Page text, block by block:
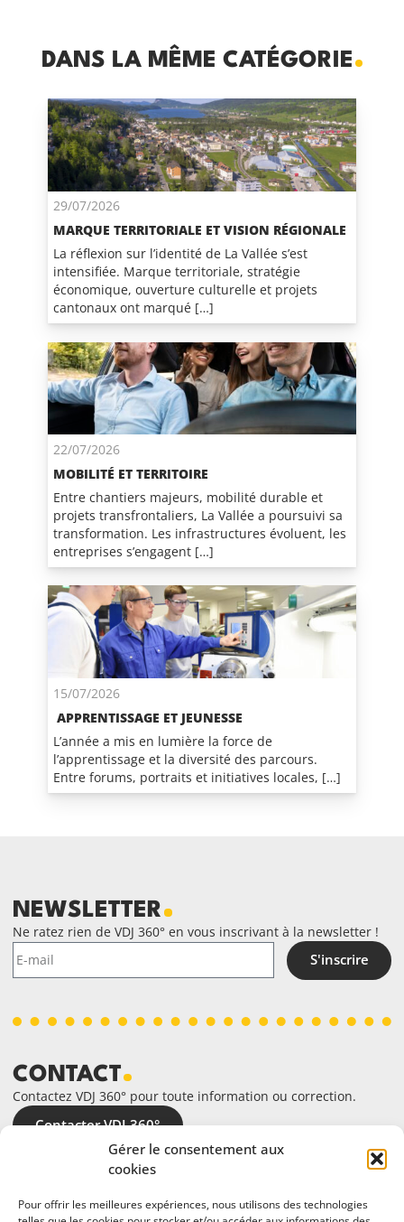
Gérer le consentement aux
cookies
Pour offrir les meilleures expériences, nous utilisons des technologies
DANS LA MÊME CATÉGORIE
29/07/2026
MARQUE TERRITORIALE ET VISION RÉGIONALE
La réflexion sur l’identité de La Vallée s’est
intensifiée. Marque territoriale, stratégie
économique, ouverture culturelle et projets
cantonaux ont marqué […]
22/07/2026
MOBILITÉ ET TERRITOIRE
Entre chantiers majeurs, mobilité durable et
projets transfrontaliers, La Vallée a poursuivi sa
transformation. Les infrastructures évoluent, les
entreprises s’engagent […]
15/07/2026
APPRENTISSAGE ET JEUNESSE
L’année a mis en lumière la force de
l’apprentissage et la diversité des parcours.
Entre forums, portraits et initiatives locales, […]
NEWSLETTER
Ne ratez rien de VDJ 360° en vous inscrivant à la newsletter !
S'inscrire
CONTACT
Contactez VDJ 360° pour toute information ou correction.
Contacter VDJ 360°